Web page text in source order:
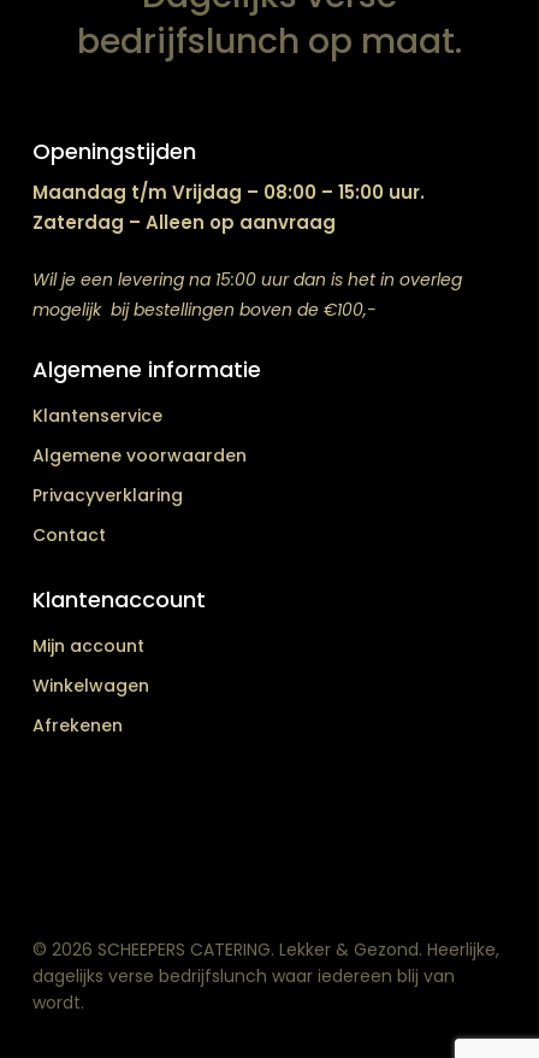
bedrijfslunch op maat.
Openingstijden
Maandag t/m Vrijdag – 08:00 – 15:00 uur.
Zaterdag – Alleen op aanvraag
Wil je een levering na 15:00 uur dan is het in overleg
mogelijk bij bestellingen boven de €100,-
Algemene informatie
Klantenservice
Algemene voorwaarden
Privacyverklaring
Contact
Klantenaccount
Mijn account
Winkelwagen
Afrekenen
© 2026 SCHEEPERS CATERING. Lekker & Gezond. Heerlijke,
dagelijks verse bedrijfslunch waar iedereen blij van
wordt.